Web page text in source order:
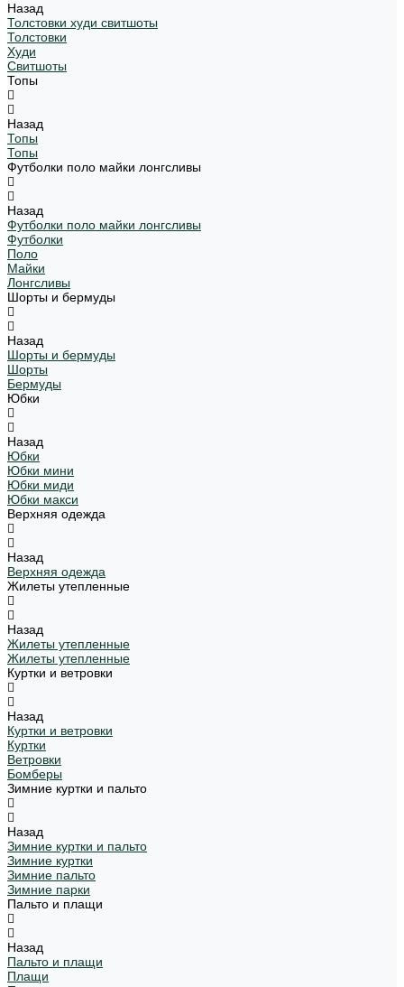
Назад
Толстовки худи свитшоты
Толстовки
Худи
Свитшоты
Топы
Назад
Топы
Топы
Футболки поло майки лонгсливы
Назад
Футболки поло майки лонгсливы
Футболки
Поло
Майки
Лонгсливы
Шорты и бермуды
Назад
Шорты и бермуды
Шорты
Бермуды
Юбки
Назад
Юбки
Юбки мини
Юбки миди
Юбки макси
Верхняя одежда
Назад
Верхняя одежда
Жилеты утепленные
Назад
Жилеты утепленные
Жилеты утепленные
Куртки и ветровки
Назад
Куртки и ветровки
Куртки
Ветровки
Бомберы
Зимние куртки и пальто
Назад
Зимние куртки и пальто
Зимние куртки
Зимние пальто
Зимние парки
Пальто и плащи
Назад
Пальто и плащи
Плащи